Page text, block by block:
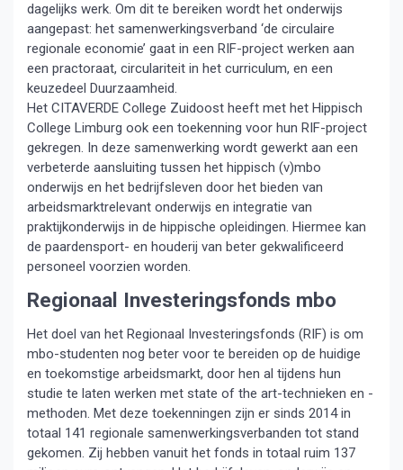
dagelijks werk. Om dit te bereiken wordt het onderwijs
aangepast: het samenwerkingsverband ‘de circulaire
regionale economie’ gaat in een RIF-project werken aan
een practoraat, circulariteit in het curriculum, en een
keuzedeel Duurzaamheid.
Het CITAVERDE College Zuidoost heeft met het Hippisch
College Limburg ook een toekenning voor hun RIF-project
gekregen. In deze samenwerking wordt gewerkt aan een
verbeterde aansluiting tussen het hippisch (v)mbo
onderwijs en het bedrijfsleven door het bieden van
arbeidsmarktrelevant onderwijs en integratie van
praktijkonderwijs in de hippische opleidingen. Hiermee kan
de paardensport- en houderij van beter gekwalificeerd
personeel voorzien worden.
Regionaal Investeringsfonds mbo
Het doel van het Regionaal Investeringsfonds (RIF) is om
mbo-studenten nog beter voor te bereiden op de huidige
en toekomstige arbeidsmarkt, door hen al tijdens hun
studie te laten werken met state of the art-technieken en -
methoden. Met deze toekenningen zijn er sinds 2014 in
totaal 141 regionale samenwerkingsverbanden tot stand
gekomen. Zij hebben vanuit het fonds in totaal ruim 137